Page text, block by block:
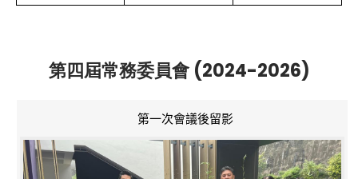
第四屆常務委員會 (2024-2026)
第一次會議後留影